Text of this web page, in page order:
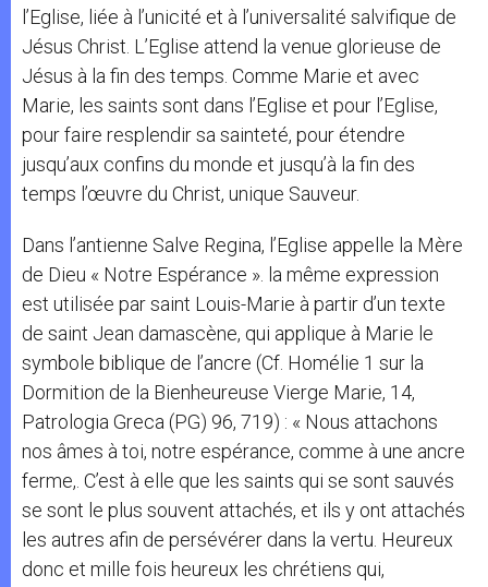
l’Eglise, liée à l’unicité et à l’universalité salvifique de
Jésus Christ. L’Eglise attend la venue glorieuse de
Jésus à la fin des temps. Comme Marie et avec
Marie, les saints sont dans l’Eglise et pour l’Eglise,
pour faire resplendir sa sainteté, pour étendre
jusqu’aux confins du monde et jusqu’à la fin des
temps l’œuvre du Christ, unique Sauveur.
Dans l’antienne Salve Regina, l’Eglise appelle la Mère
de Dieu « Notre Espérance ». la même expression
est utilisée par saint Louis-Marie à partir d’un texte
de saint Jean damascène, qui applique à Marie le
symbole biblique de l’ancre (Cf. Homélie 1 sur la
Dormition de la Bienheureuse Vierge Marie, 14,
Patrologia Greca (PG) 96, 719) : « Nous attachons
nos âmes à toi, notre espérance, comme à une ancre
ferme,. C’est à elle que les saints qui se sont sauvés
se sont le plus souvent attachés, et ils y ont attachés
les autres afin de persévérer dans la vertu. Heureux
donc et mille fois heureux les chrétiens qui,